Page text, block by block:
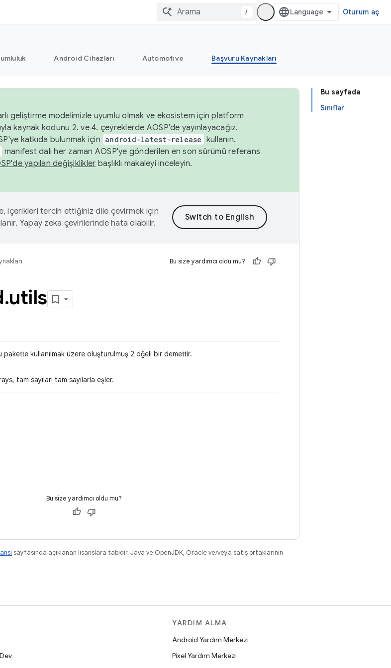
/ Oturum aç
Android Cihazları Automotive Başvuru Kaynakları
Bu sayfada
Sınıflar
geliştirme modelimizle uyumlu olmak ve ekosistem için platform
kaynak kodunu 2. ve 4. çeyreklerde AOSP'de yayınlayacağız.
katkıda bulunmak için android-latest-release kullanın.
manifest dalı her zaman AOSP'ye gönderilen en son sürümü referans
yapılan değişiklikler başlıklı makaleyi inceleyin.
içerikleri tercih ettiğiniz dile çevirmek için
Yapay zeka çevirilerinde hata olabilir.
Bu size yardımcı oldu mu?
.utils
pakette kullanılmak üzere oluşturulmuş 2 öğeli bir demettir.
tam sayıları tam sayılarla eşler.
Bu size yardımcı oldu mu?
sayfasında açıklanan lisanslara tabidir. Java ve OpenJDK, Oracle ve/veya satış ortaklarının
YARDIM ALMA
Android Yardım Merkezi
Pixel Yardım Merkezi